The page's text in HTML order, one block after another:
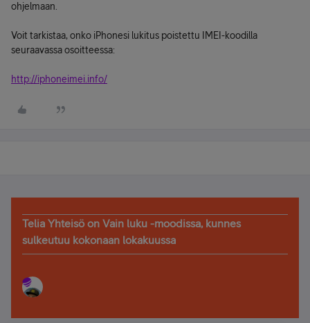
ohjelmaan.
Voit tarkistaa, onko iPhonesi lukitus poistettu IMEI-koodilla
seuraavassa osoitteessa:
http://iphoneimei.info/
Telia Yhteisö on Vain luku -moodissa, kunnes
sulkeutuu kokonaan lokakuussa